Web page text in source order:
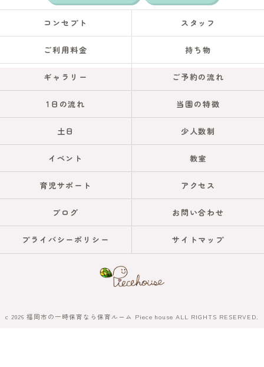
コンセプト スタッフ
ご利用料金 持ち物
ギャラリー ご予約の流れ
1日の流れ 当園の特徴
土日 少人数制
イベント 教室
育児サポート アクセス
ブログ お問い合わせ
プライバシーポリシー サイトマップ
c 2026 福岡市の一時保育なら保育ルーム Piece house ALL RIGHTS RESERVED.